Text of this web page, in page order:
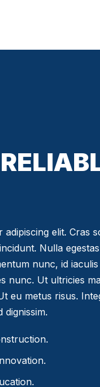
elit. Cras
Nulla
nunc, id
nunc. Ut ultricies
eu metus risus.
dignissim.